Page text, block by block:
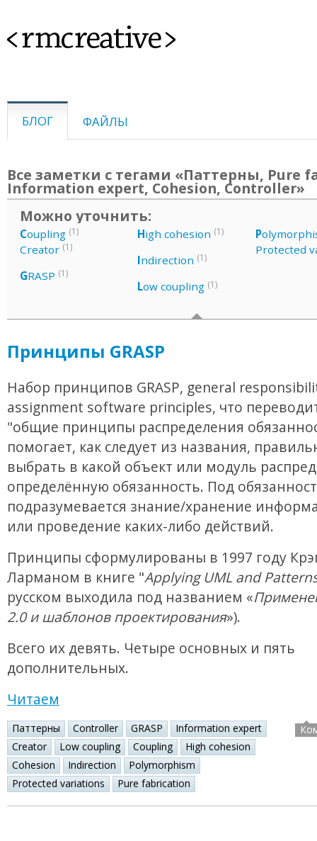
<rmcreative>
БЛОГ ФАЙЛЫ
Все заметки с тегами «Паттерны, Pure
Information expert, Cohesion, Controller»
Можно уточнить:
Coupling (1)
Creator (1)
GRASP (1)
High cohesion (1)
Indirection (1)
Low coupling (1)
P
Protected
Принципы GRASP
Набор принципов GRASP, general
assignment software principles, что
"общие принципы распределения
помогает, как следует из названия,
выбрать в какой объект или модуль
определённую обязанность. Под
подразумевается знание/хранение
или проведение каких-либо действий.
Принципы сформулированы в 1997 году
Ларманом в книге "Applying UML and
русском выходила под названием «
2.0 и шаблонов проектирования»).
Всего их девять. Четыре основных и пять
дополнительных.
Читаем
Паттерны Controller GRASP
Information expert
Creator
Low coupling Coupling
High cohesion
Cohesion
Indirection
Polymorphism
Protected variations
Pure fabrication